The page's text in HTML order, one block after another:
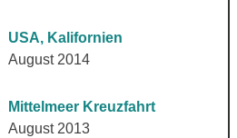
USA, Kalifornien
August 2014
Mittelmeer Kreuzfahrt
August 2013